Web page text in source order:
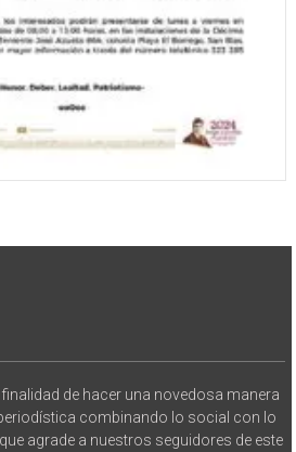
de hacer una novedosa manera
combinando lo social con lo
agrade a nuestros seguidores de este